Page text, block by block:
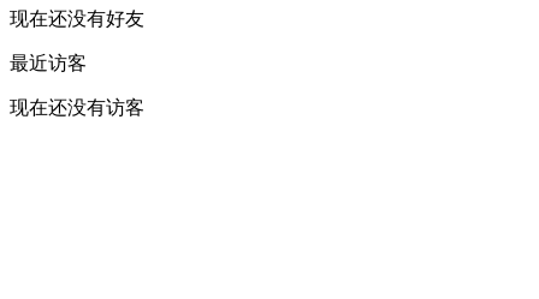
现在还没有好友
最近访客
现在还没有访客